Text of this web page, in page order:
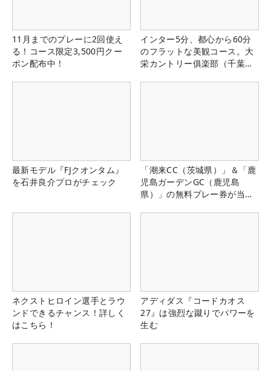
11月までのプレーに2回使え
る！コース限定3,500円クー
ポン配布中！
インター5分、都心から60分
のフラットな美観コース。大
栄カントリー俱楽部（千葉
最新モデル『FJクオンタム』
を石井良介プロがチェック
「潮来CC（茨城県）」＆「鹿
児島ガーデンGC（鹿児島
県）」の無料プレー券が当た
ネクストヒロイン選手とラウ
ンドできるチャンス！詳しく
はこちら！
アディダス『コードカオス
27』は強烈な蹴りでパワーを
生む